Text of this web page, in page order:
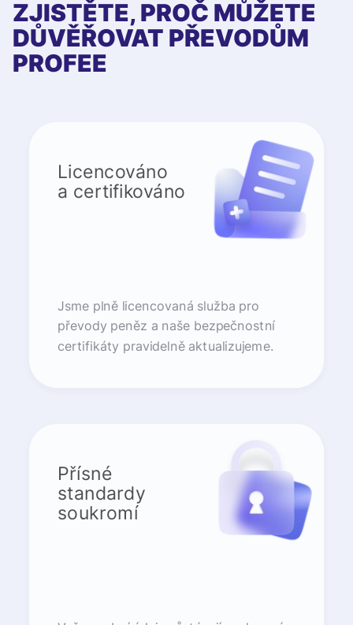
ZJISTĚTE, PROČ MŮŽETE
DŮVĚŘOVAT PŘEVODŮM
PROFEE
Licencováno
a certifikováno
Jsme plně licencovaná služba pro
převody peněz a naše bezpečnostní
certifikáty pravidelně aktualizujeme.
Přísné
standardy
soukromí